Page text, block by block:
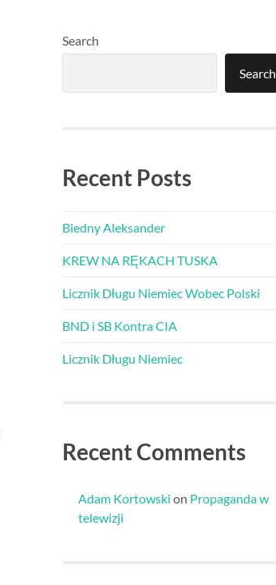
Search
Search
Recent Posts
Biedny Aleksander
KREW NA RĘKACH TUSKA
Licznik Długu Niemiec Wobec Polski
BND i SB Kontra CIA
Licznik Długu Niemiec
Recent Comments
Adam Kortowski on Propaganda w
telewizji